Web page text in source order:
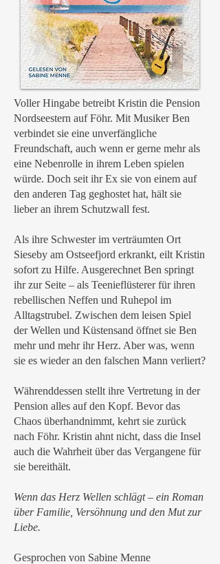
Voller Hingabe betreibt Kristin die Pension
Nordseestern auf Föhr. Mit Musiker Ben
verbindet sie eine unverfängliche
Freundschaft, auch wenn er gerne mehr als
eine Nebenrolle in ihrem Leben spielen
würde. Doch seit ihr Ex sie von einem auf
den anderen Tag geghostet hat, hält sie
lieber an ihrem Schutzwall fest.
Als ihre Schwester im verträumten Ort
Sieseby am Ostseefjord erkrankt, eilt Kristin
sofort zu Hilfe. Ausgerechnet Ben springt
ihr zur Seite – als Teenieflüsterer für ihren
rebellischen Neffen und Ruhepol im
Alltagstrubel. Zwischen dem leisen Spiel
der Wellen und Küstensand öffnet sie Ben
mehr und mehr ihr Herz. Aber was, wenn
sie es wieder an den falschen Mann verliert?
Währenddessen stellt ihre Vertretung in der
Pension alles auf den Kopf. Bevor das
Chaos überhandnimmt, kehrt sie zurück
nach Föhr. Kristin ahnt nicht, dass die Insel
auch die Wahrheit über das Vergangene für
sie bereithält.
Wenn das Herz Wellen schlägt – ein Roman
über Familie, Versöhnung und den Mut zur
Liebe.
Gesprochen von Sabine Menne